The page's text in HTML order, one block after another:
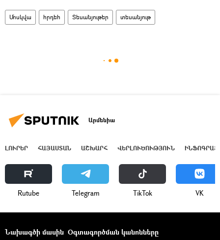
Մոսկվա հրդեհ Տեսանյութեր տեսանյութ
Արմենիա
ԼՈՒՐԵՐ ՀԱՅԱՍՏԱՆ ԱՇԽԱՐՀ ՎԵՐԼՈՒԾՈՒԹՅՈՒՆ
Rutube Telegram ТikТоk VK
Նախագծի մասին Օգտագործման կանոնները